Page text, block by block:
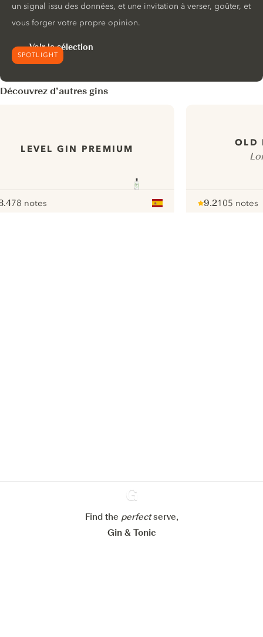
SPOTLIGHT
un signal issu des données, et une invitation à verser, goûter, et
vous forger votre propre opinion.
Voir la sélection
Découvrez d’autres gins
LEVEL GIN PREMIUM
78 notes
OLD
9.2105 notes
Ginventory
Find the perfectserve,
Gin & Tonic
Paramétrer mes cookies
Refuser tout Accepter tout